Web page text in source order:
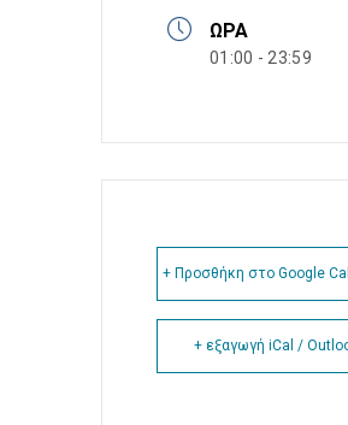
ΏΡΑ
01:00 - 23:59
+ Προσθήκη στο Google
+ εξαγωγή iCal /